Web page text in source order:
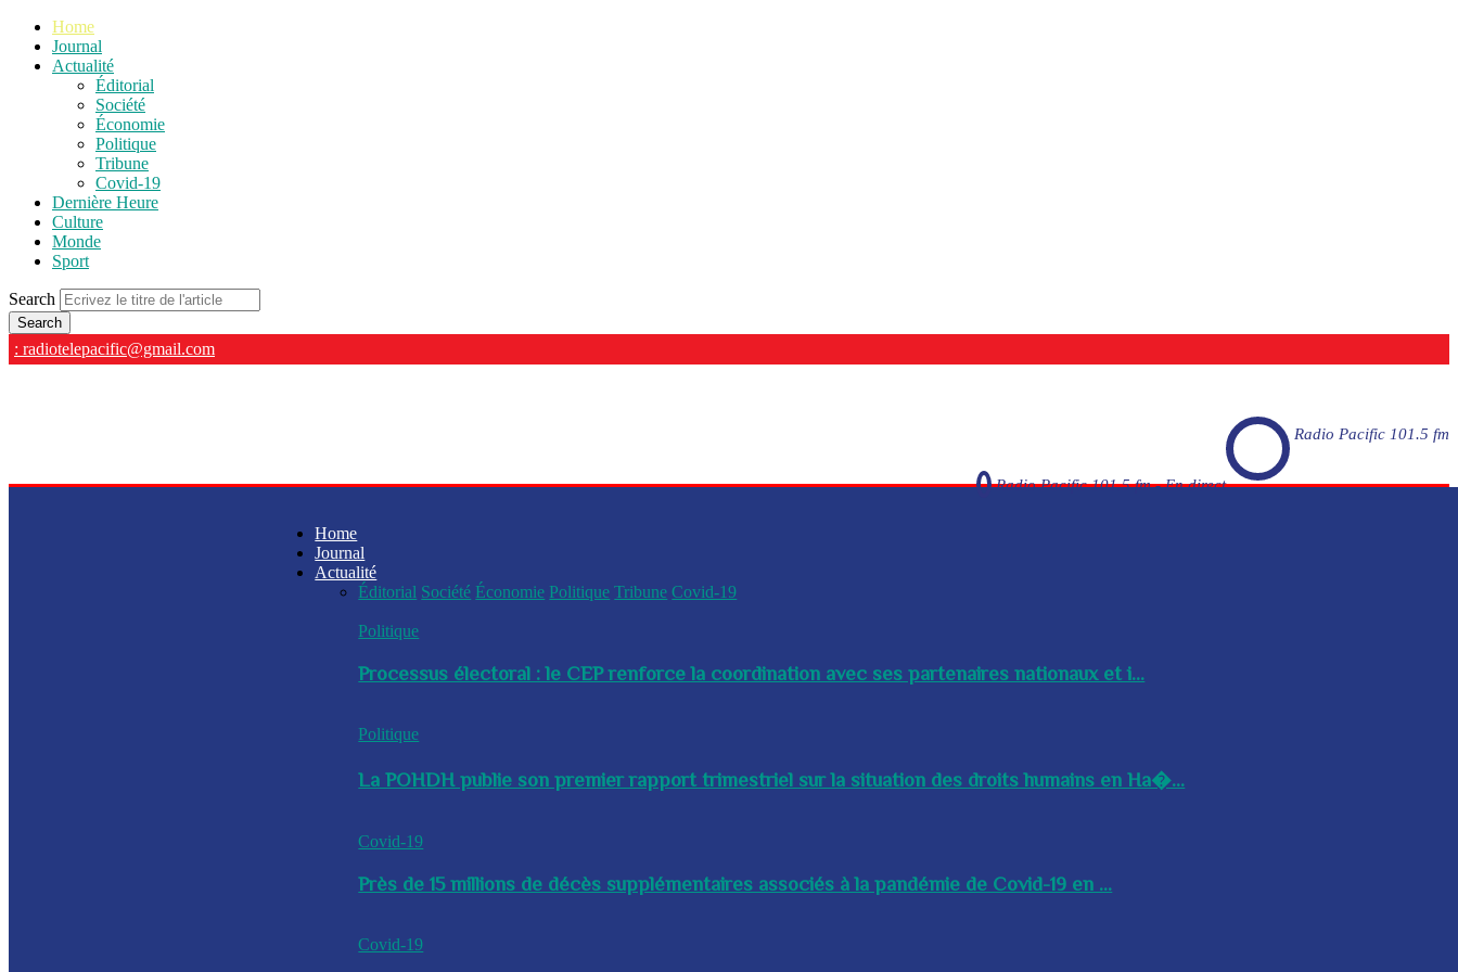
Home
Journal
Actualité
Éditorial
Société
Économie
Politique
Tribune
Covid-19
Dernière Heure
Culture
Monde
Sport
Search
: radiotelepacific@gmail.com
Radio Pacific 101.5 fm
Radio Pacific 101.5 fm - En direct
Home
Journal
Actualité
Éditorial Société Économie Politique Tribune Covid-19
Politique
Processus électoral : le CEP renforce la coordination avec ses partenaires nationaux et i...
Politique
La POHDH publie son premier rapport trimestriel sur la situation des droits humains en Ha�...
Covid-19
Près de 15 millions de décès supplémentaires associés à la pandémie de Covid-19 en ...
Covid-19